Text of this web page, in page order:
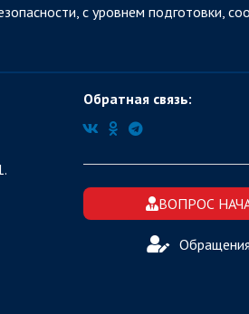
с уровнем подготовки,
Обратная связь:
ВОПРОС